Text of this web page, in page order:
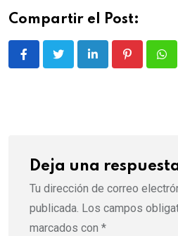
Compartir el Post:
LinkedIn Pinterest
Deja una
Tu dirección de correo
publicada. Los campos
marcados con *